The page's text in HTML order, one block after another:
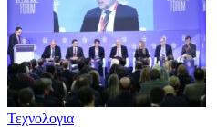
Τεχνολογια